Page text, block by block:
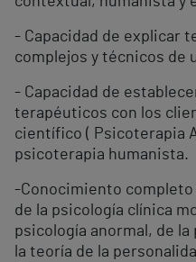
- Capacidad de explicar
complejos y técnicos de
- Capacidad de
terapéuticos con los
científico ( Psicoterapia
psicoterapia humanista.
-Conocimiento
de la psicología clínica
psicología anormal, de
la teoría de la